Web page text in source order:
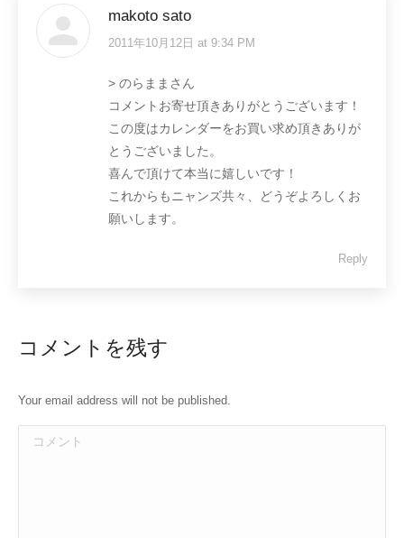
makoto sato
says:
2011年10月12日 at 9:34 PM
> のらままさん
コメントお寄せ頂きありがとうございます！
この度はカレンダーをお買い求め頂きありが
とうございました。
喜んで頂けて本当に嬉しいです！
これからもニャンズ共々、どうぞよろしくお
願いします。
Reply
コメントを残す
Your email address will not be published.
コメント